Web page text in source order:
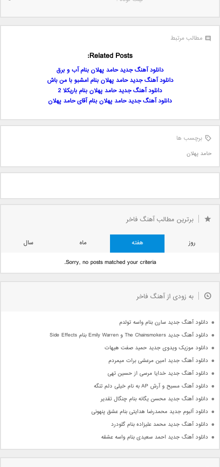
مطالب مرتبط
Related Posts:
دانلود آهنگ جدید حامد پهلان بنام آب و برق
دانلود آهنگ جدید حامد پهلان بنام امشبو با من باش
دانلود آهنگ جدید حامد پهلان بنام باریکلا 2
دانلود آهنگ جدید حامد پهلان بنام آقای حامد پهلان
برچسب ها
حامد پهلان
برترین مطالب آهنگ فاخر
روز هفته ماه
سال
Sorry, no posts matched your criteria.
به زودی از آهنگ فاخر
دانلود آهنگ جدید سارن بنام واسه تولدم
دانلود آهنگ جدید The Chainsmokers و Emily Warren بنام Side Effects
دانلود موزیک ویدوی جدید حمید صفت هیهات
دانلود آهنگ جدید امین مرعشی برات میمردم
دانلود آهنگ جدید خدایا مرسی از حسین تهی
دانلود آهنگ مسیح و آرش AP به نام خیلی دلم تنگه
دانلود آهنگ جدید محسن یگانه بنام چنگال تقدیر
دانلود آلبوم جدید محمدرضا هدایتی بنام عشق پنهونی
دانلود آهنگ جدید محمد علیزاده بنام گلودرد
دانلود آهنگ جدید احمد سعیدی بنام واسه عشقه